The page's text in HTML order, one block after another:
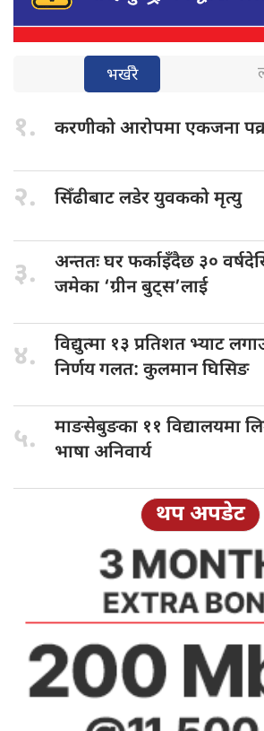
भर्खरै
१. करणीको आरोपमाएकजना
२. सिँढीबाट लडेरयुवकको मृत्यु
३. अन्ततः घरफर्काइँदैछ ३०
जमेका ‘ग्रीन बुट्स’लाई
४. विद्युत्मा १३ प्रतिशत भ्याट
निर्णय गलत: कुलमान घिसिङ
५. माङसेबुङका ११ विद्यालयमा
भाषा अनिवार्य
थप अपडेट